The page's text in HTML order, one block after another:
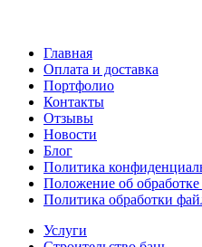
Главная
Оплата и доставка
Портфолио
Контакты
Отзывы
Новости
Блог
Политика
Положение об
Политика обработки
Услуги